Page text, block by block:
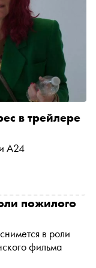
в трейлере
A24
пожилого
в роли
фильма